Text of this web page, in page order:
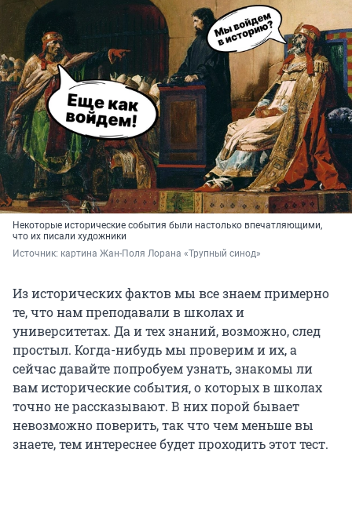
Некоторые исторические события были настолько впечатляющими,
что их писали художники
Источник: картина Жан-Поля Лорана «Трупный синод»
Из исторических фактов мы все знаем примерно
те, что нам преподавали в школах и
университетах. Да и тех знаний, возможно, след
простыл. Когда-нибудь мы проверим и их, а
сейчас давайте попробуем узнать, знакомы ли
вам исторические события, о которых в школах
точно не рассказывают. В них порой бывает
невозможно поверить, так что чем меньше вы
знаете, тем интереснее будет проходить этот тест.